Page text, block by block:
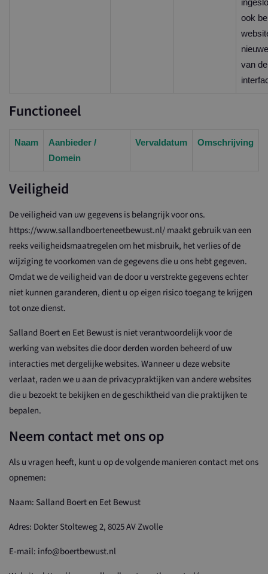
ook
van
Functioneel
Naam
Aanbieder /
Domein
Vervaldatum Omschrijving
Veiligheid
De veiligheid van uw gegevens is belangrijk voor ons.
https://www.sallandboerteneetbewust.nl/ maakt gebruik van een
reeks veiligheidsmaatregelen om het misbruik, het verlies of de
wijziging te voorkomen van de gegevens die u ons hebt gegeven.
Omdat we de veiligheid van de door u verstrekte gegevens echter
niet kunnen garanderen, dient u op eigen risico toegang te krijgen
tot onze dienst.
Salland Boert en Eet Bewust is niet verantwoordelijk voor de
werking van websites die door derden worden beheerd of uw
interacties met dergelijke websites. Wanneer u deze website
verlaat, raden we u aan de privacypraktijken van andere websites
die u bezoekt te bekijken en de geschiktheid van die praktijken te
bepalen.
Neem contact met ons op
Als u vragen heeft, kunt u op de volgende manieren contact met ons
opnemen:
Naam: Salland Boert en Eet Bewust
Adres: Dokter Stolteweg 2, 8025 AV Zwolle
E-mail: info@boertbewust.nl